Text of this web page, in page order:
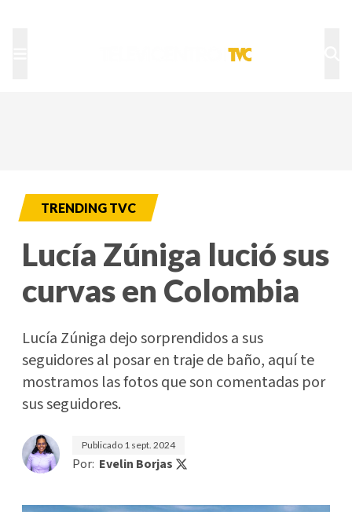
TRENDING TVC
Lucía Zúniga lució sus
curvas en Colombia
Lucía Zúniga dejo sorprendidos a sus
seguidores al posar en traje de baño, aquí te
mostramos las fotos que son comentadas por
sus seguidores.
Publicado 1 sept. 2024
Por: Evelin Borjas